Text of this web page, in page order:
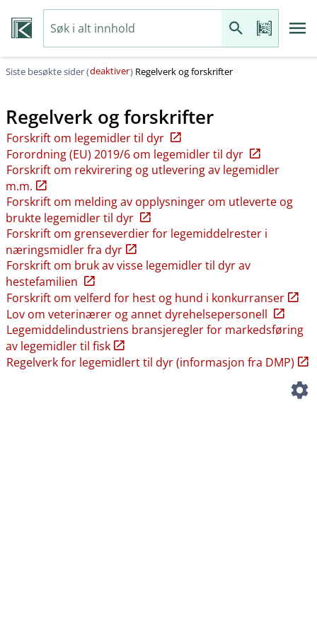
Siste besøkte sider (deaktiver) Regelverk og forskrifter
Regelverk og forskrifter
Forskrift om legemidler til dyr
Forordning (EU) 2019/6 om legemidler til dyr
Forskrift om rekvirering og utlevering av legemidler
m.m.
Forskrift om melding av opplysninger om utleverte og
brukte legemidler til dyr
Forskrift om grenseverdier for legemiddelrester i
næringsmidler fra dyr
Forskrift om bruk av visse legemidler til dyr av
hestefamilien
Forskrift om velferd for hest og hund i konkurranser
Lov om veterinærer og annet dyrehelsepersonell
Legemiddelindustriens bransjeregler for markedsføring
av legemidler til fisk
Regelverk for legemidlert til dyr (informasjon fra DMP)